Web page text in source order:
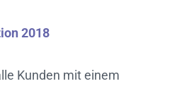
2018
Kunden mit einem